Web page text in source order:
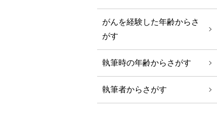
がんを経験した年齢からさ
がす
執筆時の年齢からさがす
執筆者からさがす